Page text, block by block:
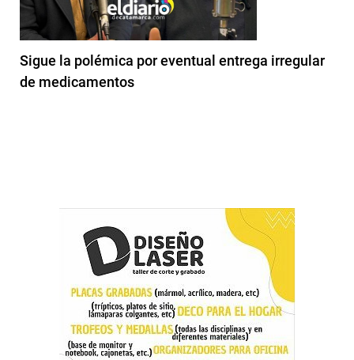
Sigue la polémica por eventual entrega irregular
de medicamentos